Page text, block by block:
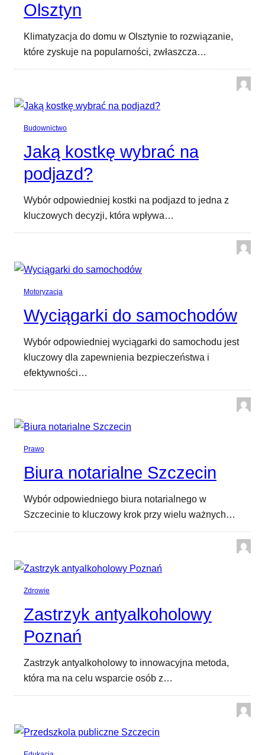
Olsztyn
Klimatyzacja do domu w Olsztynie to rozwiązanie,
które zyskuje na popularności, zwłaszcza…
Budownictwo
Jaką kostkę wybrać na
podjazd?
Wybór odpowiedniej kostki na podjazd to jedna z
kluczowych decyzji, która wpływa…
Motoryzacja
Wyciągarki do samochodów
Wybór odpowiedniej wyciągarki do samochodu jest
kluczowy dla zapewnienia bezpieczeństwa i
efektywności…
Prawo
Biura notarialne Szczecin
Wybór odpowiedniego biura notarialnego w
Szczecinie to kluczowy krok przy wielu ważnych…
Zdrowie
Zastrzyk antyalkoholowy
Poznań
Zastrzyk antyalkoholowy to innowacyjna metoda,
która ma na celu wsparcie osób z…